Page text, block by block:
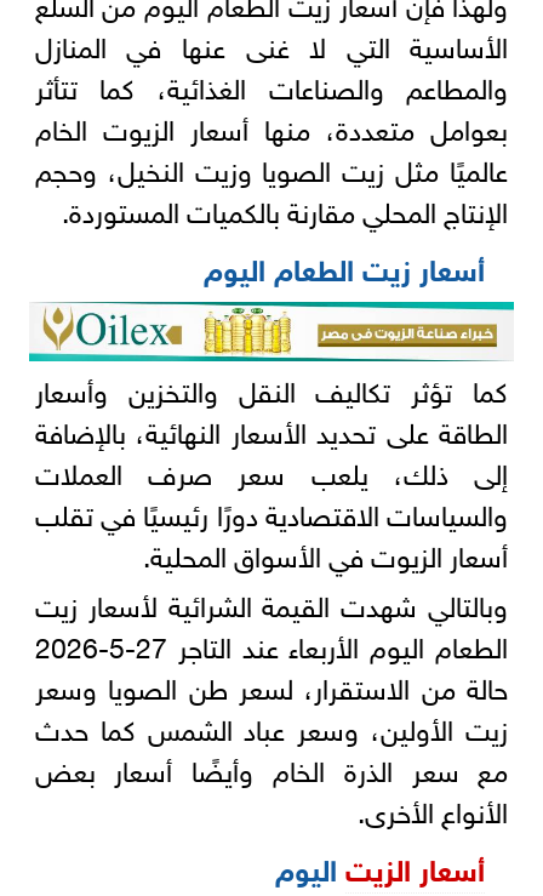
الأساسية التي لا غنى عنها في المنازل
والمطاعم والصناعات الغذائية، كما تتأثر
بعوامل متعددة، منها أسعار الزيوت الخام
عالميًا مثل زيت الصويا وزيت النخيل، وحجم
الإنتاج المحلي مقارنة بالكميات المستوردة.
أسعار زيت الطعام اليوم
كما تؤثر تكاليف النقل والتخزين وأسعار
الطاقة على تحديد الأسعار النهائية، بالإضافة
إلى ذلك، يلعب سعر صرف العملات
والسياسات الاقتصادية دورًا رئيسيًا في تقلب
أسعار الزيوت في الأسواق المحلية.
وبالتالي شهدت القيمة الشرائية لأسعار زيت
الطعام اليوم الأربعاء عند التاجر 27-5-2026
حالة من الاستقرار، لسعر طن الصويا وسعر
زيت الأولين، وسعر عباد الشمس كما حدث
مع سعر الذرة الخام وأيضًا أسعار بعض
الأنواع الأخرى.
أسعار الزيتاليوم